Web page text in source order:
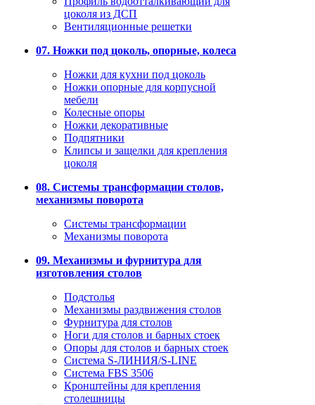
цоколя из ДСП
Вентиляционные решетки
07. Ножки под цоколь, опорные, колеса
Ножки для кухни под цоколь
Ножки опорные для корпусной
мебели
Колесные опоры
Ножки декоративные
Подпятники
Клипсы и защелки для крепления
цоколя
08. Системы трансформации столов,
механизмы поворота
Системы трансформации
Механизмы поворота
09. Механизмы и фурнитура для
изготовления столов
Подстолья
Механизмы раздвижения столов
Фурнитура для столов
Ноги для столов и барных стоек
Опоры для столов и барных стоек
Система S-ЛИНИЯ/S-LINE
Система FBS 3506
Кронштейны для крепления
столешницы